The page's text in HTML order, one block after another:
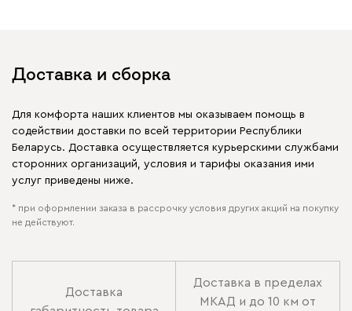
Доставка и сборка
Для комфорта наших клиентов мы оказываем помощь в
содействии доставки по всей территории Республики
Беларусь. Доставка осуществляется курьерскими службами
сторонних организаций, условия и тарифы оказания ими
услуг приведены ниже.
* при оформлении заказа в рассрочку условия других акций на покупку
не действуют.
Доставка
Доставка в пределах
МКАД и до 10 км от